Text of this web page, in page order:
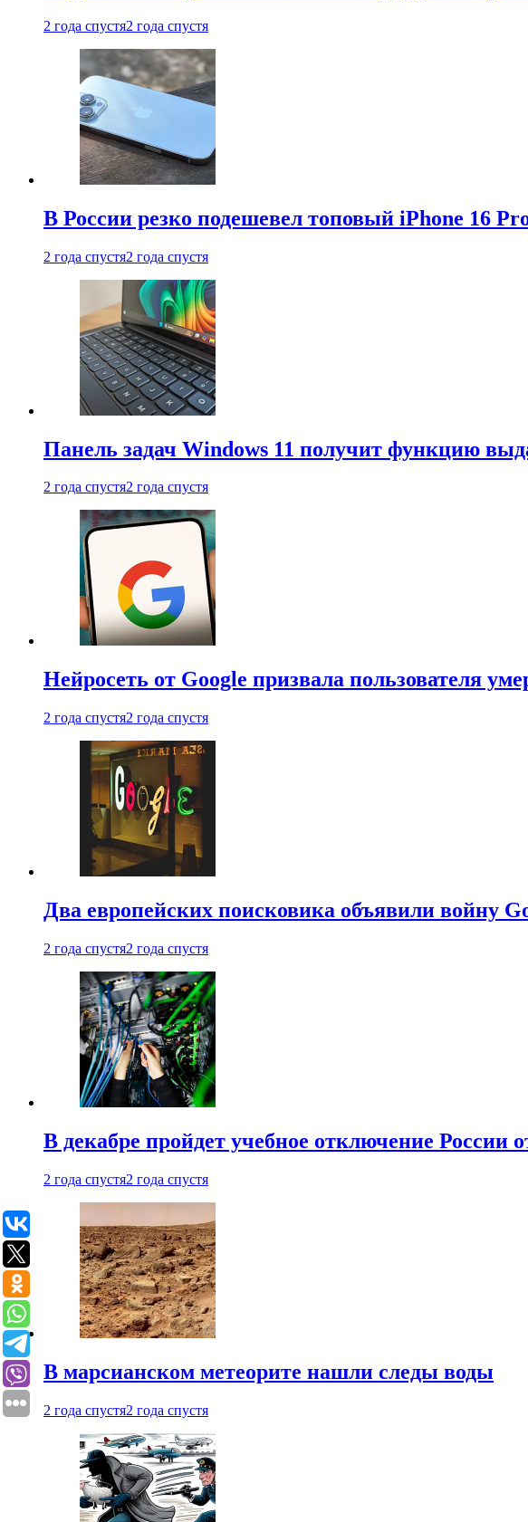
2 года спустя2 года спустя
В России резко подешевел топовый iPhone 16
2 года спустя2 года спустя
Панель задач Windows 11 получит функцию
2 года спустя2 года спустя
Нейросеть от Google призвала пользователя
2 года спустя2 года спустя
Два европейских поисковика объявили войну
2 года спустя2 года спустя
В декабре пройдет учебное отключение России
2 года спустя2 года спустя
В марсианском метеорите нашли следы воды
2 года спустя2 года спустя